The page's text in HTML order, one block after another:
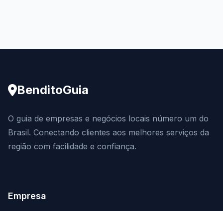
BenditoGuia
O guia de empresas e negócios locais número um do
Brasil. Conectando clientes aos melhores serviços da
região com facilidade e confiança.
Empresa